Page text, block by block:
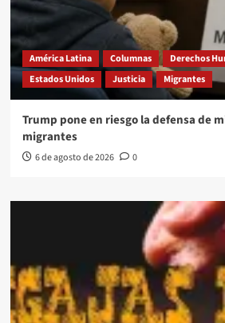
América Latina Columnas
Derechos
Estados Unidos
Justicia Migrantes
Trump pone en riesgo la defensa de
migrantes
6 de agosto de 2026 0